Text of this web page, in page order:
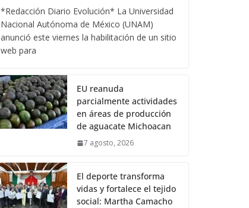
*Redacción Diario Evolución* La Universidad
Nacional Autónoma de México (UNAM)
anunció este viernes la habilitación de un sitio
web para
EU reanuda
parcialmente actividades
en áreas de producción
de aguacate Michoacan
7 agosto, 2026
El deporte transforma
vidas y fortalece el tejido
social: Martha Camacho